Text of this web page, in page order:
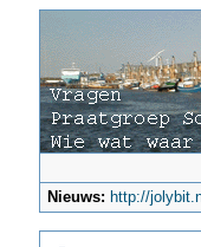
Nieuws: http://